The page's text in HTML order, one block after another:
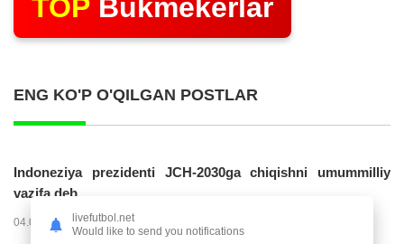
TOP Bukmekerlar
ENG KO'P O'QILGAN POSTLAR
Indoneziya prezidenti JCH-2030ga chiqishni umummilliy
vazifa deb...
04.08.2026 02:11 14223
livefutbol.net
Would like to send you notifications